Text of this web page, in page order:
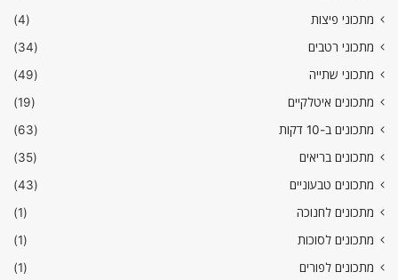
מתכוני פיצות
(4)
מתכוני רטבים
(34)
מתכוני שתייה
(49)
מתכונים איטלקיים
(19)
מתכונים ב-10 דקות
(63)
מתכונים בריאים
(35)
מתכונים טבעוניים
(43)
מתכונים לחנוכה
(1)
מתכונים לסוכות
(1)
מתכונים לפורים
(1)